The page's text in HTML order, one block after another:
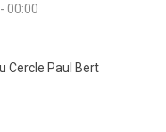
00:00
Cercle Paul Bert